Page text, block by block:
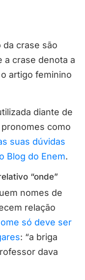
da crase são
a crase denota a
artigo feminino
diante de
como
suas dúvidas
Blog do Enem.
“onde”
nomes de
relação
só deve ser
: “a briga
dava